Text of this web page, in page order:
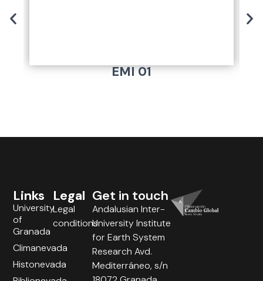
EMI 01
Legal
Legal
conditions
Links
University
of
Granada
Climanevada
Histonevada
Get in touch
Andalusian Inter-
University Institute
for Earth System
Research Avd.
Mediterráneo, s/n